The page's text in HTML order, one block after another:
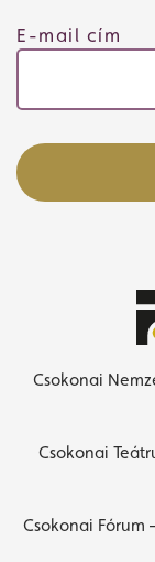
E-mail cím
Csokonai
Csokonai
Csokonai Fórum